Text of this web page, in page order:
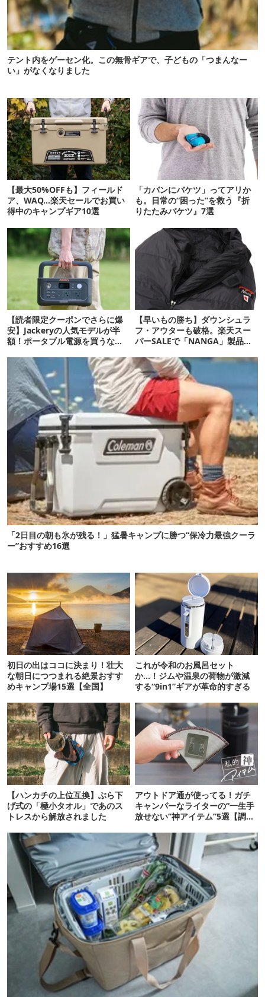
テント内をゲーセン化。この無骨ギアで、子どもの「つまんなー
い」がなくなりました
【最大50%OFFも】フィールド
ア、WAQ…楽天セールでお買い
得中のキャンプギア10選
「カバンにバケツ」ってアリか
も。日常の“困った”を救う『折
りたたみバケツ』7選
【読者限定クーポンでさらに爆
安】Jackeryの人気モデルが半
額！ポータブル電源を買うなら
【早いもの勝ち】ダウンシュラ
フ・アウターも破格。楽天スー
パーSALEで「NANGA」製品が
「2日目の朝も氷が残る！」猛暑キャンプに勝つ“保冷力最強クーラ
ー”おすすめ16選
初日の出はココに決まり！壮大
な朝日につつまれる絶景おすす
めキャンプ場15選【全国】
これが令和のお風呂セット
か…！ジムや温泉の荷物が激減
する“9in1”ギアが革命的すぎる
【ハンカチの上位互換】ぶら下
げ式の「極小タオル」であのス
トレスから解放されました
アウトドア通が使ってる！ガチ
キャンパーなライターの“一生手
放せない”神アイテム”5選【調理